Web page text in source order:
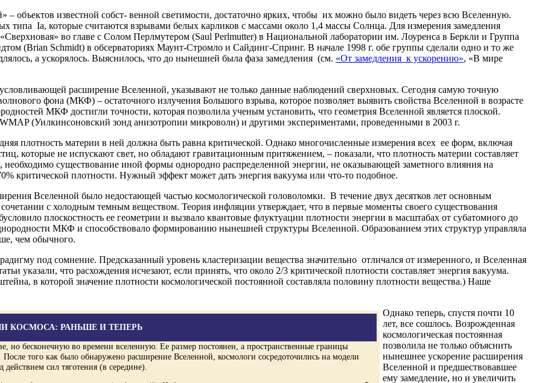
объектов известной собст- венной светимости, достаточно ярких, чтобы их можно было видеть через всю Вселенную.
типа Ia, которые считаются взрывами белых карликов с массами около 1,4 массы Солнца. Для измерения замедления
во главе с Солом Перлмутером (Saul Perlmutter) в Национальной лаборатории им. Лоуренса в Беркли и Группа
(Brian Schmidt) в обсерваториях Маунт-Стромло и Сайдинг-Спринг. В начале 1998 г. обе группы сделали одно и то же
а ускорялось. Выяснилось, что до нынешней была фаза замедления (см. «От замедления к ускорению», «В мире
расширение Вселенной, указывают не только данные наблюдений сверхновых. Сегодня самую точную
фона (МКФ) – остаточного излучения Большого взрыва, которое позволяет выявить свойства Вселенной в возрасте
МКФ достигли точности, которая позволила ученым установить, что геометрия Вселенной является плоской.
(Уилкинсоновский зонд анизотропии микроволн) и другими экспериментами, проведенными в 2003 г.
плотность материи в ней должна быть равна критической. Однако многочисленные измерения всех ее форм, включая
которые не испускают свет, но обладают гравитационным притяжением, – показали, что плотность материи составляет
существование иной формы однородно распределенной энергии, не оказывающей заметного влияния на
критической плотности. Нужный эффект может дать энергия вакуума или что-то подобное.
Вселенной было недостающей частью космологической головоломки. В течение двух десятков лет основным
с холодным темным веществом. Теория инфляции утверждает, что в первые моменты своего существования
плоскостность ее геометрии и вызвало квантовые флуктуации плотности энергии в масштабах от субатомного до
МКФ и способствовало формированию нынешней структуры Вселенной. Образованием этих структур управляла
чем обычного.
под сомнение. Предсказанный уровень кластеризации вещества значительно отличался от измеренного, и Вселенная
указали, что расхождения исчезают, если принять, что около 2/3 критической плотности составляет энергия вакуума.
в которой значение плотности космологической постоянной составляла половину плотности вещества.) Наше
КОСМОСА: РАНЬШЕ И ТЕПЕРЬ
но бесконечную во времени вселенную. Ее размер постоянен, а пространственные границы
того как было обнаружено расширение Вселенной, космологи сосредоточились на модели
сил тяготения (в середине).
Однако теперь, спустя почти 10
лет, все сошлось. Возрожденная
космологическая постоянная
позволила не только объяснить
нынешнее ускорение расширения
Вселенной и предшествовавшее
ему замедление, но и увеличить